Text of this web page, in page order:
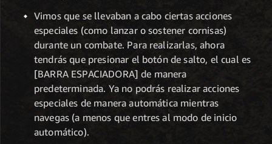
Vimos que se llevaban a cabo ciertas acciones
especiales (como lanzar o sostener cornisas)
durante un combate. Para realizarlas, ahora
tendrás que presionar el botón de salto, el cual es
[BARRA ESPACIADORA] de manera
predeterminada. Ya no podrás realizar acciones
especiales de manera automática mientras
navegas (a menos que entres al modo de inicio
automático).